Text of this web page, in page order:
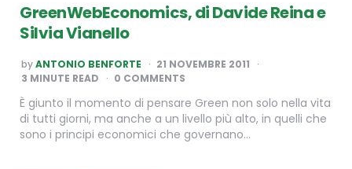
GreenWebEconomics, di Davide Reina e
Silvia Vianello
POSTED
BY
byANTONIO BENFORTE
21 NOVEMBRE 2011
3 MINUTE READ 0 COMMENTS
È giunto il momento di pensare Green non solo nella vita
di tutti giorni, ma anche a un livello più alto, in quelli che
sono i principi economici che governano…